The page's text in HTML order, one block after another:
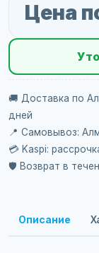
Цена
🚚 Доставка по
дней
📍 Самовывоз:
💳 Kaspi:
🛡️ Возврат в
Описание